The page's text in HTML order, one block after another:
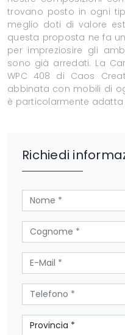
trovano posto in ogni
meglio doti di valore
questa proposta ne fa
per impreziosire gli
sono già arredati. La
WPC 408 di Caos
abbinata con mobili di
è particolarmente
Richiedi